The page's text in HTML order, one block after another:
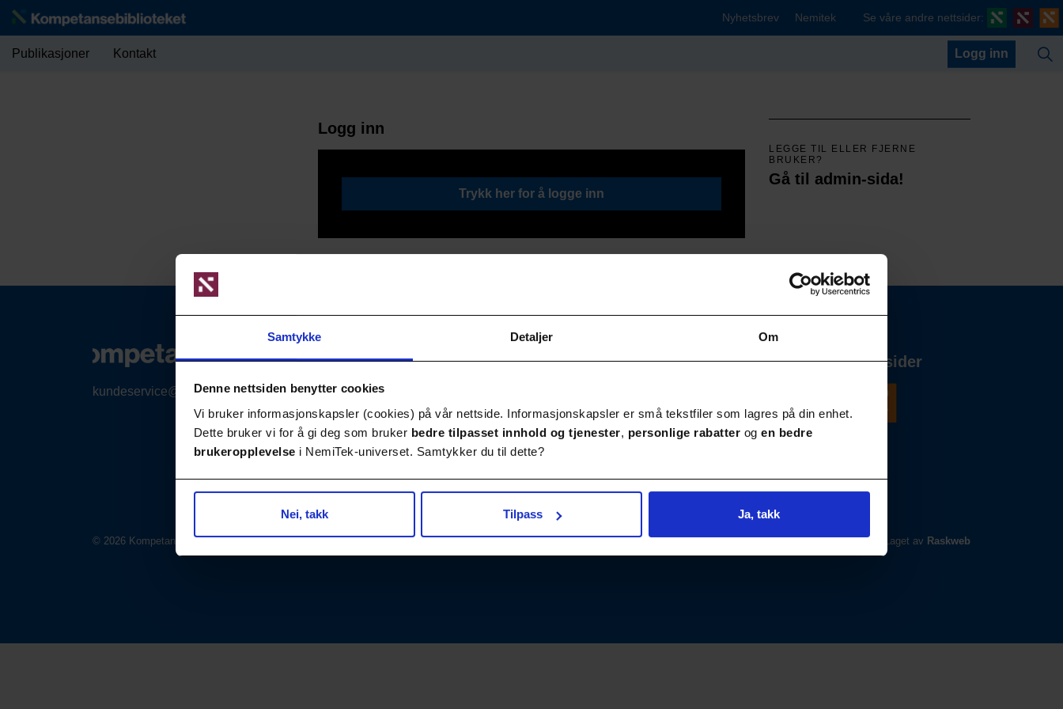
Samtykke Detaljer Om
Denne nettsiden benytter cookies
Vi bruker informasjonskapsler (cookies) på vår nettside. Informasjonskapsler er små tekstfiler som lagres på din enhet.
Dette bruker vi for å gi deg som bruker bedre tilpasset innhold og tjenester, personlige rabatter og en bedre
brukeropplevelse i NemiTek-universet. Samtykker du til dette?
Nei, takk Tilpass Ja, takk
Publikasjoner Kontakt
Nyhetsbrev Nemitek Se våre andre nettsider:
Logg inn
Logg inn
Trykk her for å logge inn
LEGGE TIL ELLER FJERNE
BRUKER?
Gå til admin-sida!
kundeservice@nemitek.no
Søk / Viktige lenker
Publikasjoner Kontakt
Våre andre nettsider
© 2026 Kompetansebiblioteket Laget av Raskweb